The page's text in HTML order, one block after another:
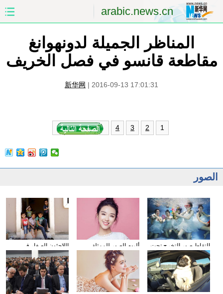
arabic.news.cn
الصين الصفحة الأولى
الشرق الأوسط العالم
الاقتصاد
مؤتمر صحفى للخارجية الصور
المناظر الجميلة لدونهوانغ
مقاطعة قانسو في فصل الخريف
新华网 | 2016-09-13 17:01:31
1
2
3
4
الصور
اللاجئون الصغار فى
دمشق بسوريا
ألبوم الصور للممثلة
الصينية نينغ شين
التقاط صور التخرج تحت
المياه